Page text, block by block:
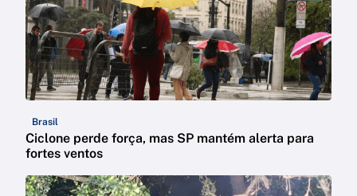
Brasil
Ciclone perde força, mas SP mantém alerta para
fortes ventos